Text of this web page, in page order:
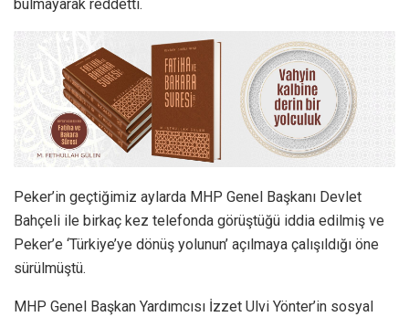
bulmayarak reddetti.
Peker’in geçtiğimiz aylarda MHP Genel Başkanı Devlet
Bahçeli ile birkaç kez telefonda görüştüğü iddia edilmiş ve
Peker’e ‘Türkiye’ye dönüş yolunun’ açılmaya çalışıldığı öne
sürülmüştü.
MHP Genel Başkan Yardımcısı İzzet Ulvi Yönter’in sosyal